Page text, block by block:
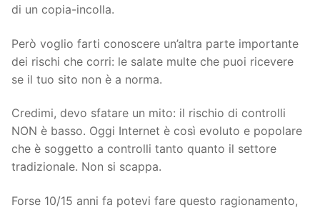
di un copia-incolla.
Però voglio farti conoscere un’altra parte importante
dei rischi che corri: le salate multe che puoi ricevere
se il tuo sito non è a norma.
Credimi, devo sfatare un mito: il rischio di controlli
NON è basso. Oggi Internet è così evoluto e popolare
che è soggetto a controlli tanto quanto il settore
tradizionale. Non si scappa.
Forse 10/15 anni fa potevi fare questo ragionamento,